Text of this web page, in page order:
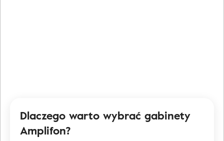
Dlaczego warto wybrać gabinety
Amplifon?